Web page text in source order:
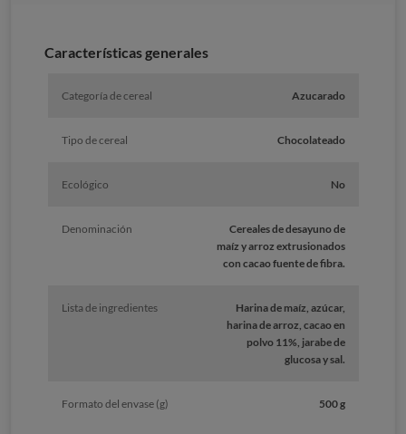
Características generales
Categoría de cereal Azucarado
Tipo de cereal Chocolateado
Ecológico No
Denominación
Cereales de desayuno de
maíz y arroz extrusionados
con cacao fuente de fibra.
Lista de ingredientes
Harina de maíz, azúcar,
harina de arroz, cacao en
polvo 11%, jarabe de
glucosa y sal.
Formato del envase (g) 500 g